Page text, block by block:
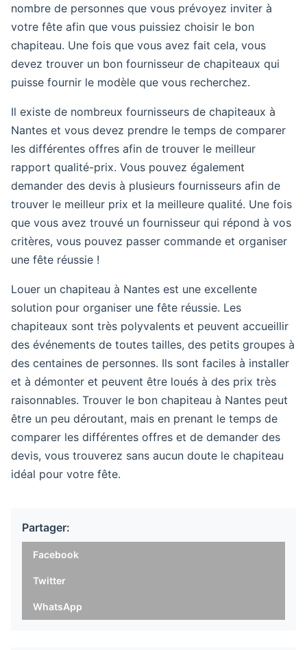
nombre de personnes que vous prévoyez inviter à
votre fête afin que vous puissiez choisir le bon
chapiteau. Une fois que vous avez fait cela, vous
devez trouver un bon fournisseur de chapiteaux qui
puisse fournir le modèle que vous recherchez.
Il existe de nombreux fournisseurs de chapiteaux à
Nantes et vous devez prendre le temps de comparer
les différentes offres afin de trouver le meilleur
rapport qualité-prix. Vous pouvez également
demander des devis à plusieurs fournisseurs afin de
trouver le meilleur prix et la meilleure qualité. Une fois
que vous avez trouvé un fournisseur qui répond à vos
critères, vous pouvez passer commande et organiser
une fête réussie !
Louer un chapiteau à Nantes est une excellente
solution pour organiser une fête réussie. Les
chapiteaux sont très polyvalents et peuvent accueillir
des événements de toutes tailles, des petits groupes à
des centaines de personnes. Ils sont faciles à installer
et à démonter et peuvent être loués à des prix très
raisonnables. Trouver le bon chapiteau à Nantes peut
être un peu déroutant, mais en prenant le temps de
comparer les différentes offres et de demander des
devis, vous trouverez sans aucun doute le chapiteau
idéal pour votre fête.
Partager:
Facebook
Twitter
WhatsApp